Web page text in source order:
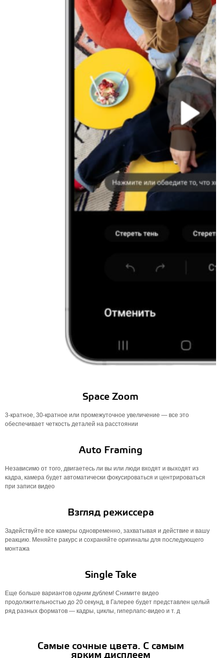
Space Zoom
3-кратное, 30-кратное или промежуточное увеличение — все это
обеспечивает четкость деталей на расстоянии
Auto Framing
Независимо от того, двигаетесь ли вы или люди входят и выходят из
кадра, камера будет автоматически фокусироваться и центрироваться
при записи видео
Взгляд режиссера
Задействуйте все камеры одновременно, захватывая и действие и вашу
реакцию. Меняйте ракурс и сохраняйте оригиналы для последующего
монтажа
Single Take
Еще больше вариантов одним дублем! Снимите видео
продолжительностью до 20 секунд, в Галерее будет представлен целый
ряд разных форматов — кадры, циклы, гиперлапс-видео и т. д
Самые сочные цвета. С самым
ярким дисплеем